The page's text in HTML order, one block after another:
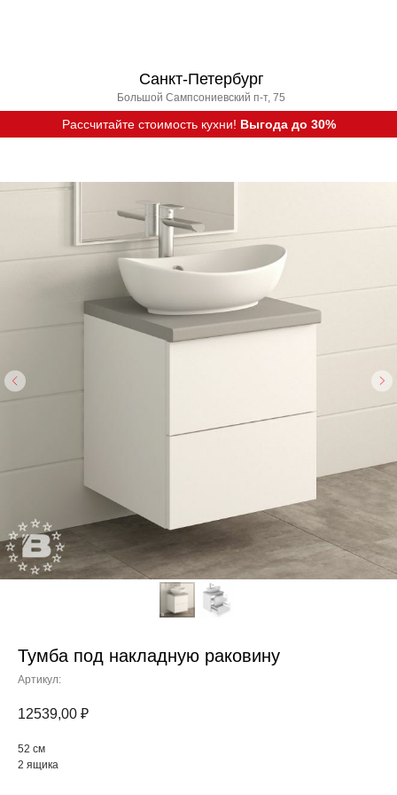
Санкт-Петербург
Большой Сампсониевский п-т, 75
Рассчитайте стоимость кухни! Выгода до 30%
Тумба под накладную раковину
Артикул:
12539,00 ₽
52 см
2 ящика